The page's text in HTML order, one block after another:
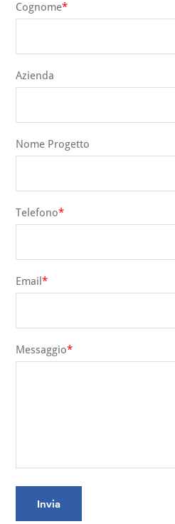
Cognome
Azienda
Nome Progetto
Telefono
Email
Messaggio
Invia